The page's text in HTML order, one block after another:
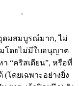
ดมสมบูรณ์มาก, ไม่
มโดยไม่มีใบอนุญาต
“คริสเตียน”, หรือที่
(โดยเฉพาะอย่างยิ่ง